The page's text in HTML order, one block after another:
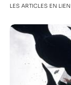
LES ARTICLES EN LIEN